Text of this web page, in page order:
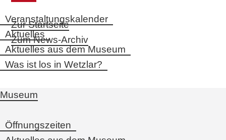
Veranstaltungskalender
Aktuelles
Aktuelles aus dem Museum
Was ist los in Wetzlar?
Museum
Öffnungszeiten
Zur Startseite
Zum News-Archiv